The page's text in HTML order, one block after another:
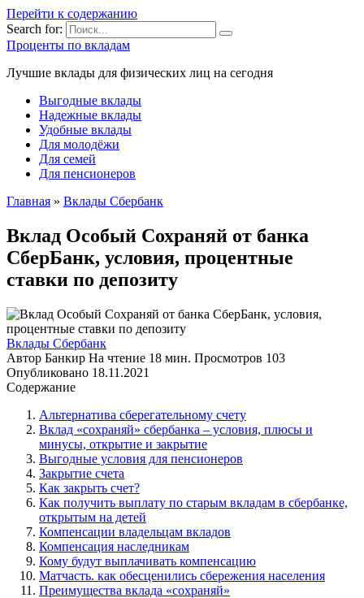
Перейти к содержанию
Search for:
Проценты по вкладам
Лучшие вклады для физических лиц на сегодня
Выгодные вклады
Надежные вклады
Удобные вклады
Для молодёжи
Для семей
Для пенсионеров
Главная » Вклады Сбербанк
Вклад Особый Сохраняй от банка
СберБанк, условия, процентные
ставки по депозиту
Вклады Сбербанк
Автор Банкир На чтение 18 мин. Просмотров 103
Опубликовано 18.11.2021
Содержание
Альтернатива сберегательному счету
Вклад «сохраняй» сбербанка – условия, плюсы и
минусы, открытие и закрытие
Выгодные условия для пенсионеров
Закрытие счета
Как закрыть счет?
Как получить выплату по старым вкладам в сбербанке,
открытым на детей
Компенсации владельцам вкладов
Компенсация наследникам
Кому будут выплачивать компенсацию
Матчасть. как обесценились сбережения населения
Преимущества вклада «сохраняй»